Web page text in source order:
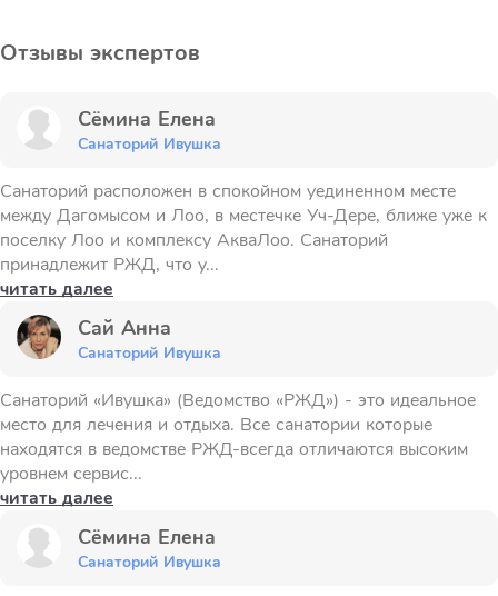
Отзывы экспертов
Сёмина Елена
Санаторий Ивушка
Санаторий расположен в спокойном уединенном месте
между Дагомысом и Лоо, в местечке Уч-Дере, ближе уже к
поселку Лоо и комплексу АкваЛоо. Санаторий
принадлежит РЖД, что у...
читать далее
Сай Анна
Санаторий Ивушка
Санаторий «Ивушка» (Ведомство «РЖД») - это идеальное
место для лечения и отдыха. Все санатории которые
находятся в ведомстве РЖД-всегда отличаются высоким
уровнем сервис...
читать далее
Сёмина Елена
Санаторий Ивушка